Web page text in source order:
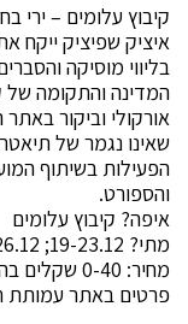
קיבוץ עלומים – ירי
איציק שפיציק ייקח
בליווי מוסיקה
המדינה והתקומה של
אורקולי וביקור
שאינו נגמר של
הפעילות בשיתוף
והספורט.
איפה? קיבוץ עלומים
מתי? 19-23.12; 25-26.12 מהשעה 09:00 בבוקר
מחיר: 0-40 שקלים בהתאם לסוג הפעילות
פרטים באתר עמותת